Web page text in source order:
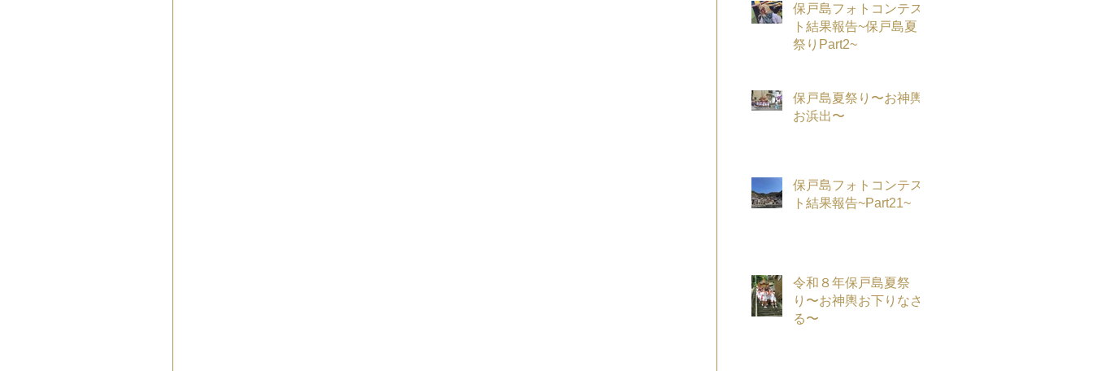
保戸島フォトコンテス
ト結果報告~保戸島夏
祭りPart2~
保戸島夏祭り〜お神輿
お浜出〜
保戸島フォトコンテス
ト結果報告~Part21~
令和８年保戸島夏祭
り〜お神輿お下りなさ
る〜